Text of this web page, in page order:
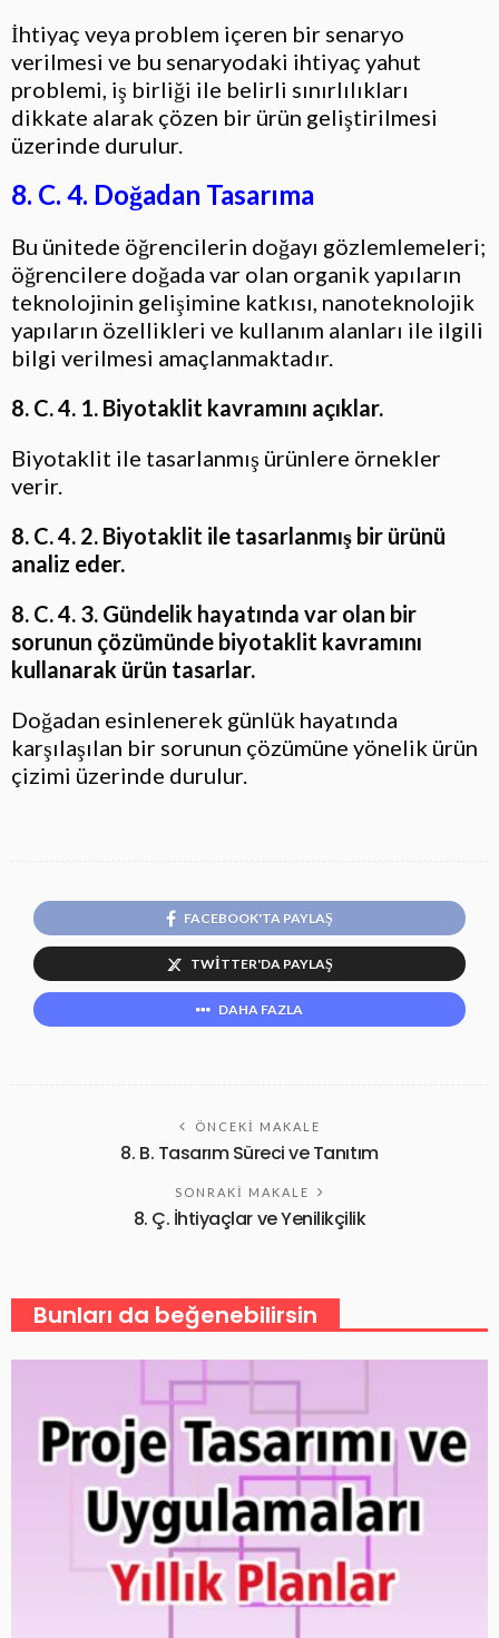
İhtiyaç veya problem içeren bir senaryo
verilmesi ve bu senaryodaki ihtiyaç yahut
problemi, iş birliği ile belirli sınırlılıkları
dikkate alarak çözen bir ürün geliştirilmesi
üzerinde durulur.
8. C. 4. Doğadan Tasarıma
Bu ünitede öğrencilerin doğayı gözlemlemeleri;
öğrencilere doğada var olan organik yapıların
teknolojinin gelişimine katkısı, nanoteknolojik
yapıların özellikleri ve kullanım alanları ile ilgili
bilgi verilmesi amaçlanmaktadır.
8. C. 4. 1. Biyotaklit kavramını açıklar.
Biyotaklit ile tasarlanmış ürünlere örnekler
verir.
8. C. 4. 2. Biyotaklit ile tasarlanmış bir ürünü
analiz eder.
8. C. 4. 3. Gündelik hayatında var olan bir
sorunun çözümünde biyotaklit kavramını
kullanarak ürün tasarlar.
Doğadan esinlenerek günlük hayatında
karşılaşılan bir sorunun çözümüne yönelik ürün
çizimi üzerinde durulur.
FACEBOOK'TA PAYLAŞ
TWITTER'DA PAYLAŞ
DAHA FAZLA
ÖNCEKI MAKALE
8. B. Tasarım Süreci ve Tanıtım
SONRAKI MAKALE
8. Ç. İhtiyaçlar ve Yenilikçilik
Bunları da beğenebilirsin